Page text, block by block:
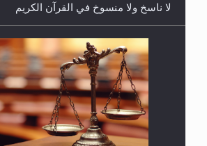
هل يجوز فتح مشروع كوافير نسائي
المحجبات؟
لا ناسخ ولا منسوخ في القرآن الكريم